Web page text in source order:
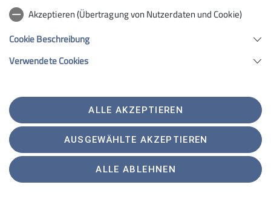
Du brauchst den Gutschein sofort? Dann
nutze unseren Online-Gutscheinshop:
Akzeptieren (Übertragung von Nutzerdaten und Cookie)
Cookie Beschreibung
Verwendete Cookies
ALLE AKZEPTIEREN
AUSGEWÄHLTE AKZEPTIEREN
ALLE ABLEHNEN